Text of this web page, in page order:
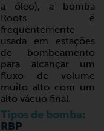
a óleo), a bomba
Roots é
frequentemente
usada em estações
de bombeamento
para alcançar um
fluxo de volume
muito alto com um
alto vácuo final.
Tipos de bomba:
RBP